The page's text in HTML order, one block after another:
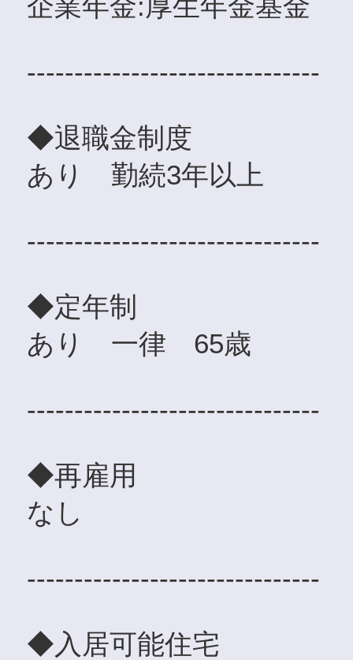
-------------------------------
◆退職金制度
あり 勤続3年以上
-------------------------------
◆定年制
あり 一律 65歳
-------------------------------
◆再雇用
なし
-------------------------------
◆入居可能住宅